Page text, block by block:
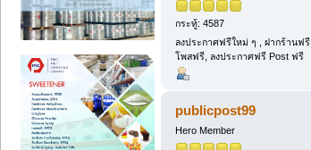
กระทู้: 4587
ลงประกาศฟรีใหม่ ๆ , ฝากร้านฟรี
โพสฟรี, ลงประกาศฟรี Post ฟรี
publicpost99
Hero Member